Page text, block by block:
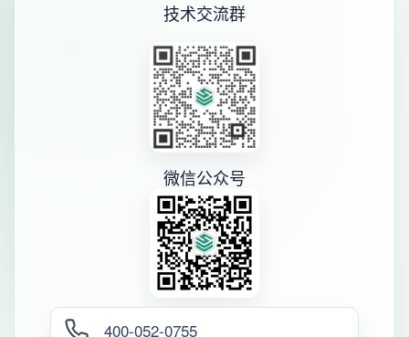
技术交流群
微信公众号
400-052-0755